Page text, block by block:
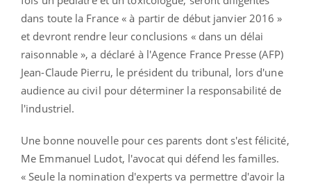
dans toute la France « à partir de début janvier 2016 »
et devront rendre leur conclusions « dans un délai
raisonnable », a déclaré à l'Agence France Presse (AFP)
Jean-Claude Pierru, le président du tribunal, lors d'une
audience au civil pour déterminer la responsabilité de
l'industriel.
Une bonne nouvelle pour ces parents dont s'est félicité,
Me Emmanuel Ludot, l'avocat qui défend les familles.
« Seule la nomination d'experts va permettre d'avoir la